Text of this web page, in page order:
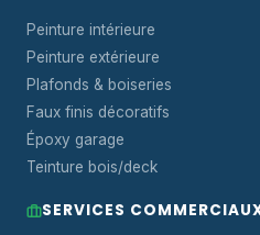
Peinture intérieure
Peinture extérieure
Plafonds & boiseries
Faux finis décoratifs
Époxy garage
Teinture bois/deck
SERVICES